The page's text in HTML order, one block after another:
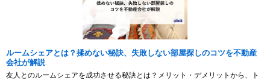
ルームシェアとは？揉めない秘訣、失敗しない部屋探しのコツを不動産
会社が解説
友人とのルームシェアを成功させる秘訣とは？メリット・デメリットから、ト